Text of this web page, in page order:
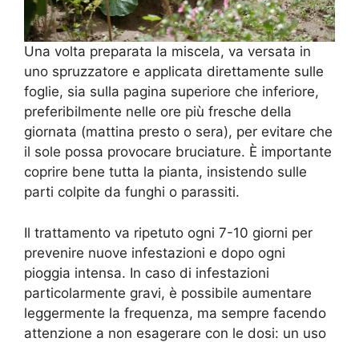
Una volta preparata la miscela, va versata in
uno spruzzatore e applicata direttamente sulle
foglie, sia sulla pagina superiore che inferiore,
preferibilmente nelle ore più fresche della
giornata (mattina presto o sera), per evitare che
il sole possa provocare bruciature. È importante
coprire bene tutta la pianta, insistendo sulle
parti colpite da funghi o parassiti.
Il trattamento va ripetuto ogni 7-10 giorni per
prevenire nuove infestazioni e dopo ogni
pioggia intensa. In caso di infestazioni
particolarmente gravi, è possibile aumentare
leggermente la frequenza, ma sempre facendo
attenzione a non esagerare con le dosi: un uso